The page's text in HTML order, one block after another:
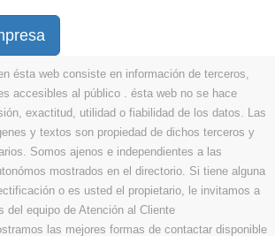
ésta web consiste en información de terceros,
accesibles al público . ésta web no se hace
exactitud, utilidad o fiabilidad de los datos. Las
y textos son propiedad de dichos terceros y
Somos ajenos e independientes a las
mostrados en el directorio. Si tiene alguna
o es usted el propietario, le invitamos a
del equipo de Atención al Cliente
las mejores formas de contactar disponible